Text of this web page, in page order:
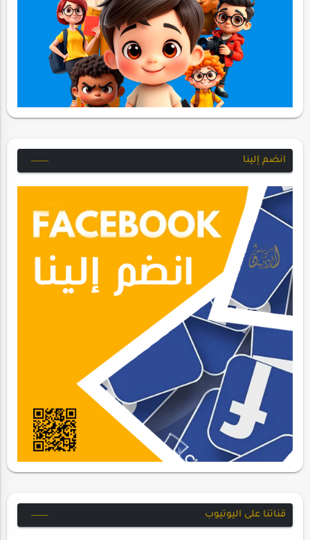
انضم إلينا
قناتنا على اليوتيوب